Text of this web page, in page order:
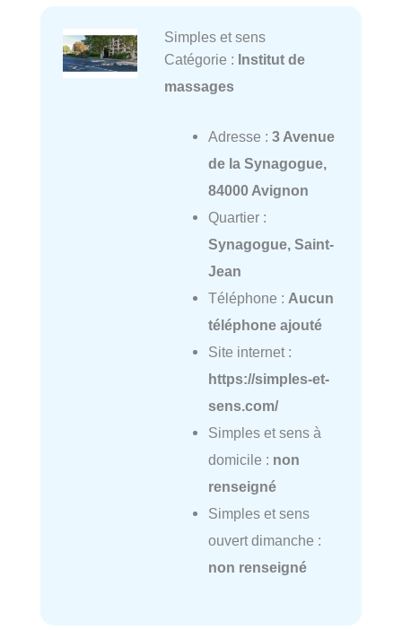
Simples et sens
Catégorie : Institut de
massages
Adresse : 3 Avenue
de la Synagogue,
84000 Avignon
Quartier :
Synagogue, Saint-
Jean
Téléphone : Aucun
téléphone ajouté
Site internet :
https://simples-et-
sens.com/
Simples et sens à
domicile : non
renseigné
Simples et sens
ouvert dimanche :
non renseigné